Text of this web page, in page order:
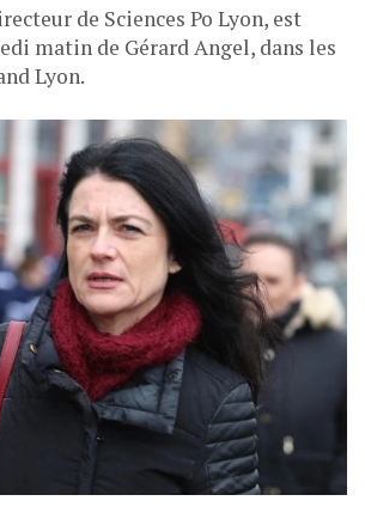
de Sciences Po Lyon, est
matin de Gérard Angel, dans les
Lyon.